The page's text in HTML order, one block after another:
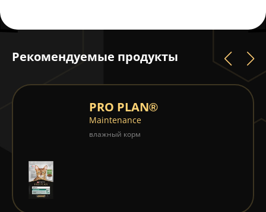
Рекомендуемые продукты
PRO PLAN®
Maintenance
влажный корм